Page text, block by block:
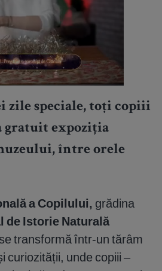
zile speciale, toți copiii
gratuit expoziția
între orele
a Copilului, grădina
de Istorie Naturală
se transformă într-un tărâm
curiozității, unde copiii –